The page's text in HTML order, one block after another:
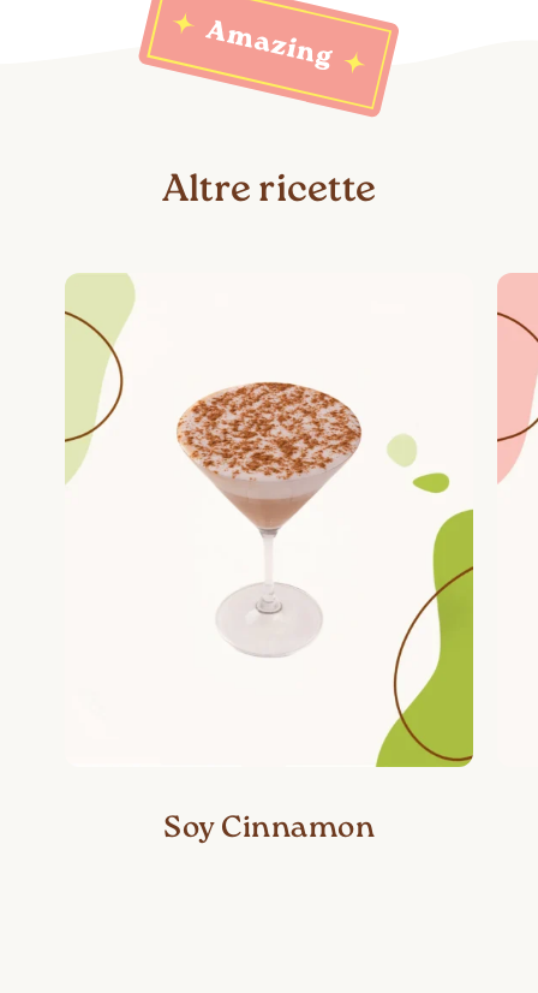
Altre ricette
Soy Cinnamon